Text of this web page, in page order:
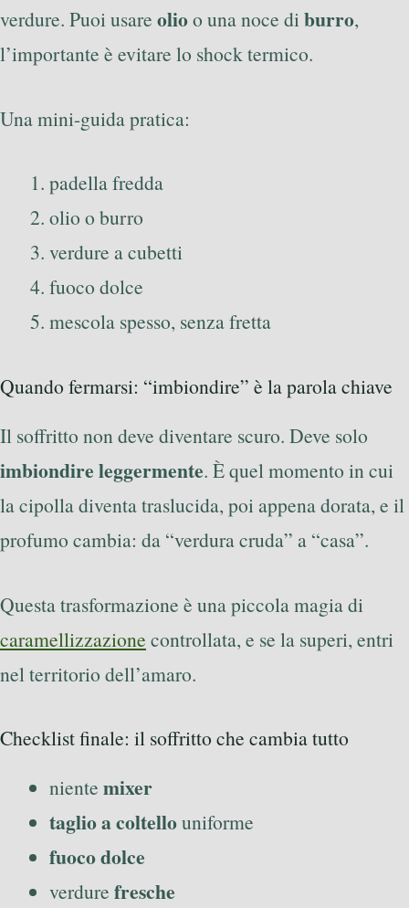
verdure. Puoi usare olioo una noce diburro,
l’importante è evitare lo shock termico.
Una mini-guida pratica:
padella fredda
olio o burro
verdure a cubetti
fuoco dolce
mescola spesso, senza fretta
Quando fermarsi: “imbiondire” è la parola chiave
Il soffritto non deve diventare scuro. Deve solo
imbiondire leggermente. È quel momento in cui
la cipolla diventa traslucida, poi appena dorata, e il
profumo cambia: da “verdura cruda” a “casa”.
Questa trasformazione è una piccola magia di
caramellizzazione controllata, e se la superi, entri
nel territorio dell’amaro.
Checklist finale: il soffritto che cambia tutto
niente mixer
taglio a coltellouniforme
fuoco dolce
verdure fresche